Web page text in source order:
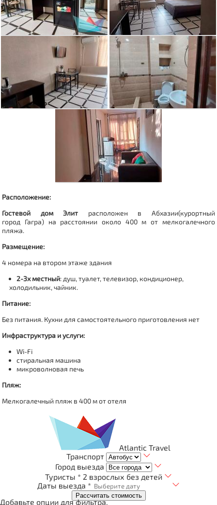
Расположение:
Гостевой дом Элит расположен в Абхазии(курортный
город Гагра) на расстоянии около 400 м от мелкогалечного
пляжа.
Размещение:
4 номера на втором этаже здания
2-3х местный: душ, туалет, телевизор, кондиционер,
холодильник, чайник.
Питание:
Без питания. Кухни для самостоятельного приготовления нет
Инфраструктура и услуги:
Wi-Fi
стиральная машина
микроволновая печь
Пляж:
Мелкогалечный пляж в 400 м от отеля
Atlantic Travel
Транспорт
Город выезда
Туристы * 2 взрослых без детей
Даты выезда *
Рассчитать стоимость
Добавьте опции для фильтра.